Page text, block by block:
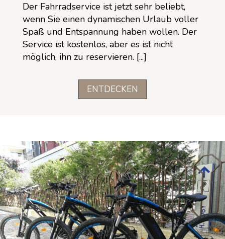
Der Fahrradservice ist jetzt sehr beliebt,
wenn Sie einen dynamischen Urlaub voller
Spaß und Entspannung haben wollen. Der
Service ist kostenlos, aber es ist nicht
möglich, ihn zu reservieren. [...]
ENTDECKEN